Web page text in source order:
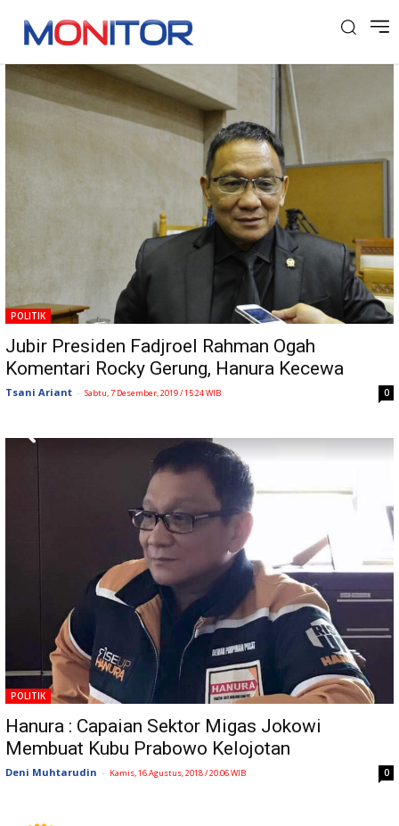
Tag: Inas Nasrullah Zubir
POLITIK
Jubir Presiden Fadjroel Rahman Ogah
Komentari Rocky Gerung, Hanura Kecewa
Tsani Ariant - Sabtu, 7 Desember, 2019 / 15:24 WIB 0
POLITIK
Hanura : Capaian Sektor Migas Jokowi
Membuat Kubu Prabowo Kelojotan
Deni Muhtarudin - Kamis, 16 Agustus, 2018 / 20:06 WIB 0